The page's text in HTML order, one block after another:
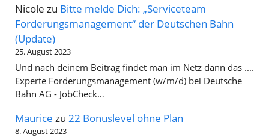
Nicole zu Bitte melde Dich: „Serviceteam
Forderungsmanagement“ der Deutschen Bahn
(Update)
25. August 2023
Und nach deinem Beitrag findet man im Netz dann das ....
Experte Forderungsmanagement (w/m/d) bei Deutsche
Bahn AG - JobCheck…
Maurice zu 22 Bonuslevel ohne Plan
8. August 2023